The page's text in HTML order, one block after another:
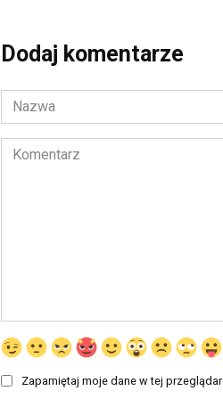
Dodaj komentarze
Nazwa
*
Komentarz
Zapamiętaj moje dane w tej